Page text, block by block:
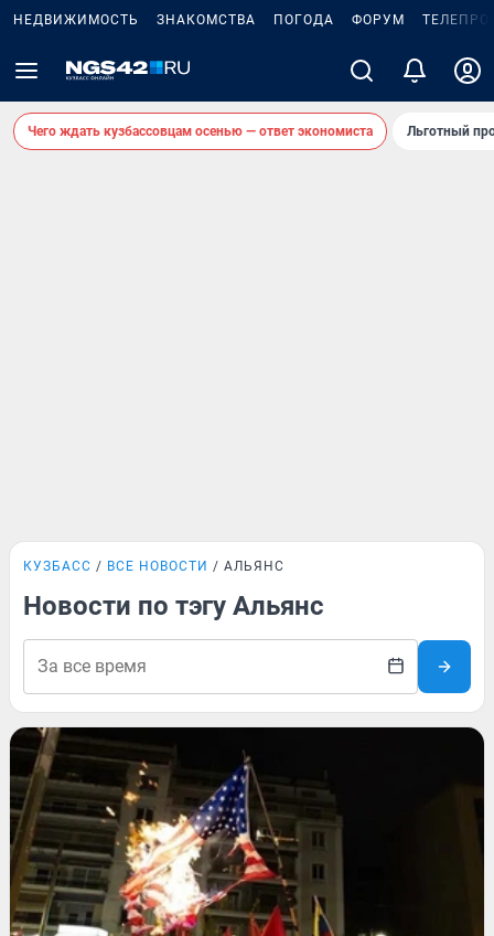
НЕДВИЖИМОСТЬ ЗНАКОМСТВА ПОГОДА ФОРУМ
Чего ждать кузбассовцам осенью — ответ экономиста Льготный
КУЗБАСС ВСЕ НОВОСТИ АЛЬЯНС
Новости по тэгу Альянс